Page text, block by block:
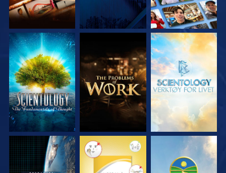
UTFORSK SERIEN UTFORSK SERIEN UTFORSK SERIEN
SE SE SE